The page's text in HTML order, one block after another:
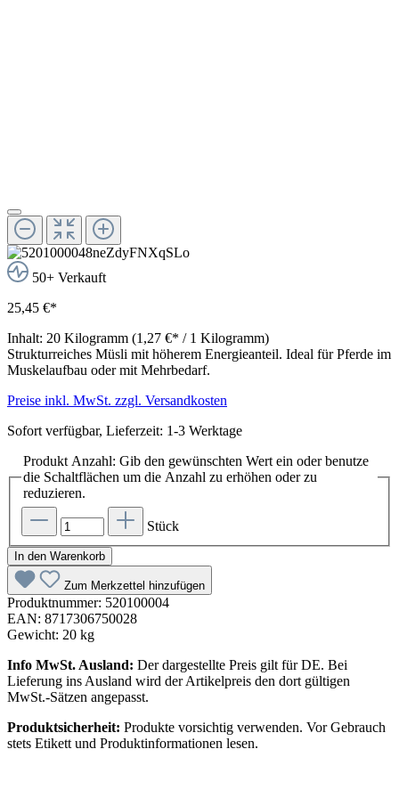
50+ Verkauft
25,45 €*
Inhalt: 20 Kilogramm (1,27 €* / 1 Kilogramm)
Strukturreiches Müsli mit höherem Energieanteil. Ideal für Pferde im
Muskelaufbau oder mit Mehrbedarf.
Preise inkl. MwSt. zzgl. Versandkosten
Sofort verfügbar, Lieferzeit: 1-3 Werktage
Produkt Anzahl: Gib den gewünschten Wert ein oder benutze
die Schaltflächen um die Anzahl zu erhöhen oder zu
reduzieren.
Stück
In den Warenkorb
Zum Merkzettel hinzufügen
Produktnummer: 520100004
EAN: 8717306750028
Gewicht: 20 kg
Info MwSt. Ausland: Der dargestellte Preis gilt für DE. Bei
Lieferung ins Ausland wird der Artikelpreis den dort gültigen
MwSt.-Sätzen angepasst.
Produktsicherheit: Produkte vorsichtig verwenden. Vor Gebrauch
stets Etikett und Produktinformationen lesen.